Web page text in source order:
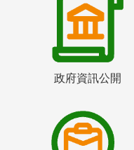
政府資訊公開